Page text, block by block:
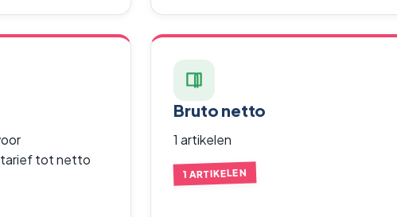
tot netto
Bruto netto
1 artikelen
1 ARTIKELEN